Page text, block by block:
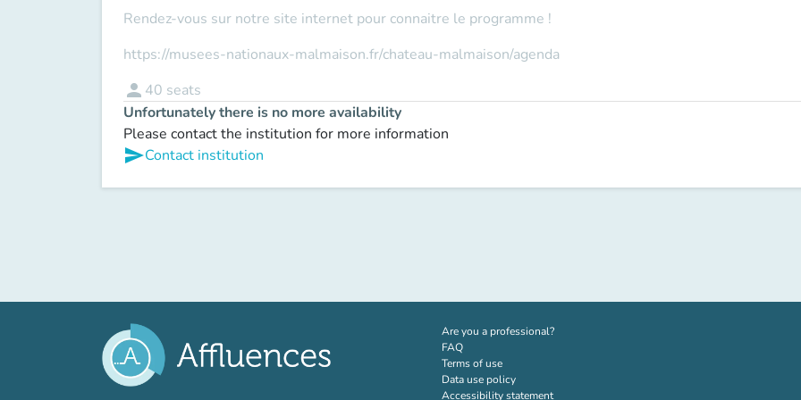
Rendez-vous sur notre site internet pour connaitre le programme !
https://musees-nationaux-malmaison.fr/chateau-malmaison/agenda
person 40 seats
Unfortunately there is no more availability
Please contact the institution for more information
sendContact institution
Are you a professional?(new tab)
FAQ
Terms of use
Data use policy
Accessibility statement